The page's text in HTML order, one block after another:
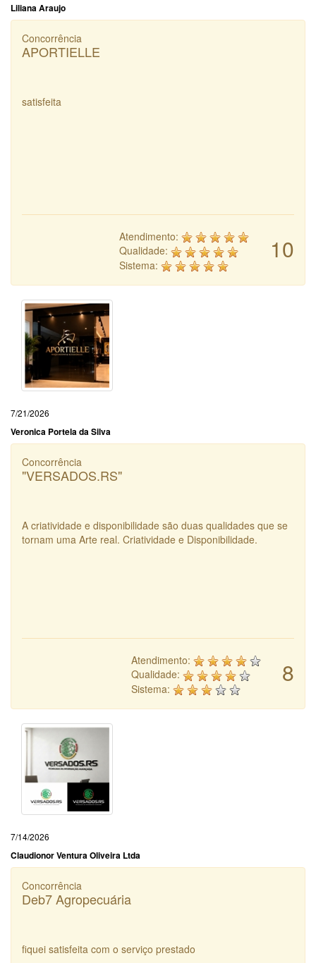
Liliana Araujo
Concorrência
APORTIELLE
satisfeita
10
Atendimento:
Qualidade:
Sistema:
7/21/2026
Veronica Portela da Silva
Concorrência
"VERSADOS.RS"
A criatividade e disponibilidade são duas qualidades que se
tornam uma Arte real. Criatividade e Disponibilidade.
8
Atendimento:
Qualidade:
Sistema:
7/14/2026
Claudionor Ventura Oliveira Ltda
Concorrência
Deb7 Agropecuária
fiquei satisfeita com o serviço prestado